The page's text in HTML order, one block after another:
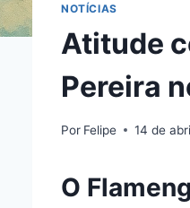
NOTÍCIAS
Atitude
Pereira
Por Felipe 14 de
O